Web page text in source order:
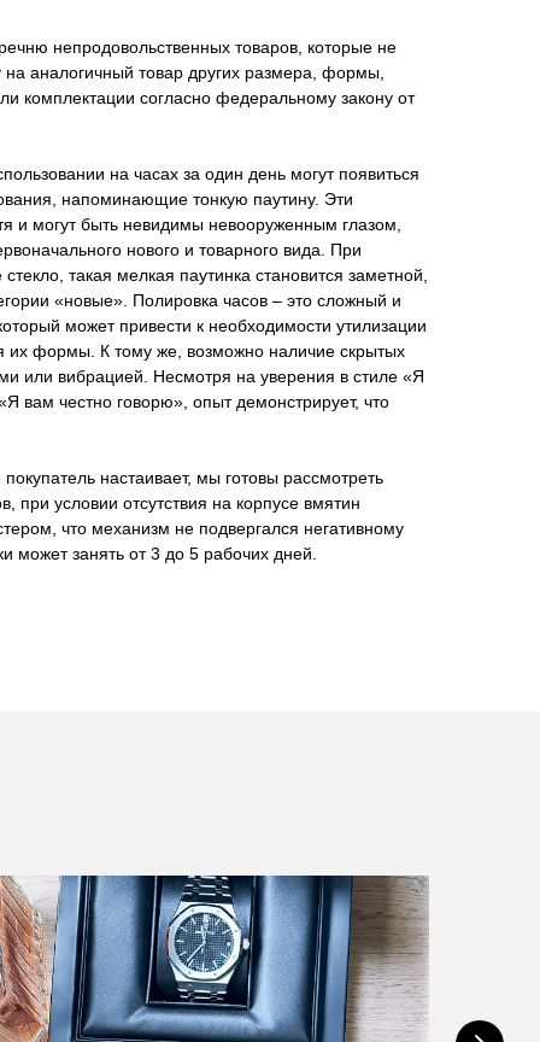
непродовольственных товаров, которые не
на аналогичный товар других размера, формы,
комплектации согласно федеральному закону от
на часах за один день могут появиться
напоминающие тонкую паутину. Эти
и могут быть невидимы невооруженным глазом,
нового и товарного вида. При
такая мелкая паутинка становится заметной,
«новые». Полировка часов – это сложный и
может привести к необходимости утилизации
их формы. К тому же, возможно наличие скрытых
или вибрацией. Несмотря на уверения в стиле «Я
вам честно говорю», опыт демонстрирует, что
настаивает, мы готовы рассмотреть
при условии отсутствия на корпусе вмятин
что механизм не подвергался негативному
может занять от 3 до 5 рабочих дней.